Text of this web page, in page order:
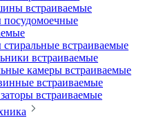
встраиваемые
встраиваемые
встраиваемые
камеры встраиваемые
встраиваемые
встраиваемые